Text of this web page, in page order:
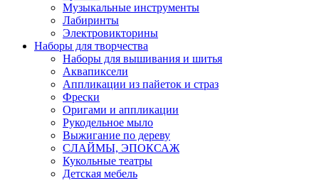
Музыкальные инструменты
Лабиринты
Электровикторины
Наборы для творчества
Наборы для вышивания и шитья
Аквапиксели
Аппликации из пайеток и страз
Фрески
Оригами и аппликации
Рукодельное мыло
Выжигание по дереву
СЛАЙМЫ, ЭПОКСАЖ
Кукольные театры
Детская мебель